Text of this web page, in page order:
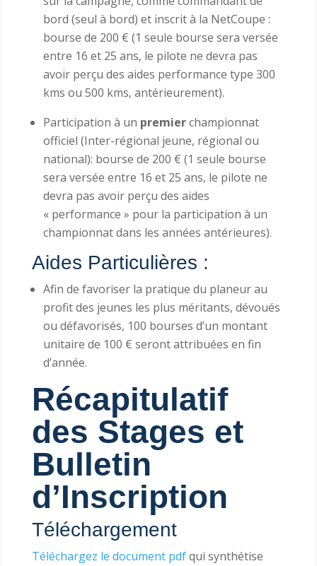
bord (seul à bord) et inscrit à la NetCoupe :
bourse de 200 € (1 seule bourse sera versée
entre 16 et 25 ans, le pilote ne devra pas
avoir perçu des aides performance type 300
kms ou 500 kms, antérieurement).
Participation à un premierchampionnat
officiel (Inter-régional jeune, régional ou
national): bourse de 200 € (1 seule bourse
sera versée entre 16 et 25 ans, le pilote ne
devra pas avoir perçu des aides
« performance » pour la participation à un
championnat dans les années antérieures).
Aides Particulières :
Afin de favoriser la pratique du planeur au
profit des jeunes les plus méritants, dévoués
ou défavorisés, 100 bourses d’un montant
unitaire de 100 € seront attribuées en fin
d’année.
Récapitulatif
des Stages et
Bulletin
d’Inscription
Téléchargement
Téléchargez le document pdfqui synthétise